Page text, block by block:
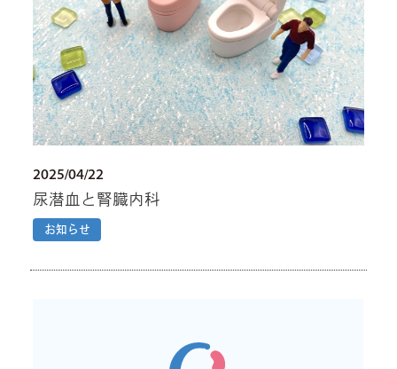
2025/04/22
尿潜血と腎臓内科
お知らせ